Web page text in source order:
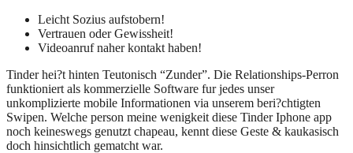
Leicht Sozius aufstobern!
Vertrauen oder Gewissheit!
Videoanruf naher kontakt haben!
Tinder hei?t hinten Teutonisch “Zunder”. Die Relationships-Perron
funktioniert als kommerzielle Software fur jedes unser
unkomplizierte mobile Informationen via unserem beri?chtigten
Swipen. Welche person meine wenigkeit diese Tinder Iphone app
noch keineswegs genutzt chapeau, kennt diese Geste & kaukasisch
doch hinsichtlich gematcht war.